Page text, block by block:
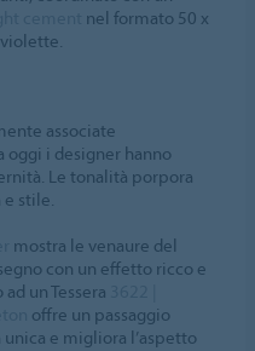
nel formato 50 x
associate
oggi i designer hanno
Le tonalità porpora
e stile.
mostra le venaure del
con un effetto ricco e
un Tessera
offre un passaggio
e migliora l’aspetto